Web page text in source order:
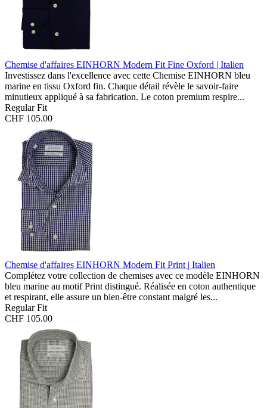
Chemise d'affaires EINHORN Modern Fit Fine Oxford | Italien
Investissez dans l'excellence avec cette Chemise EINHORN bleu
marine en tissu Oxford fin. Chaque détail révèle le savoir-faire
minutieux appliqué à sa fabrication. Le coton premium respire...
Regular Fit
CHF 105.00
Chemise d'affaires EINHORN Modern Fit Print | Italien
Complétez votre collection de chemises avec ce modèle EINHORN
bleu marine au motif Print distingué. Réalisée en coton authentique
et respirant, elle assure un bien-être constant malgré les...
Regular Fit
CHF 105.00